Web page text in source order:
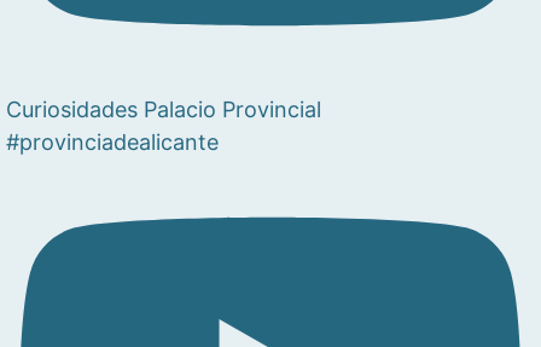
Curiosidades Palacio Provincial
#provinciadealicante